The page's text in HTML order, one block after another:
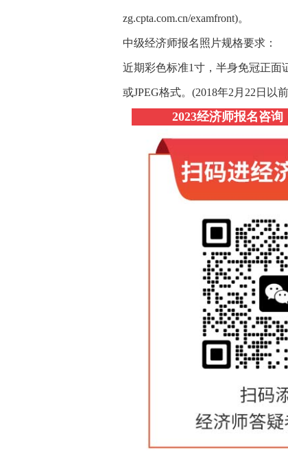
zg.cpta.com.cn/examfront)。
中级经济师报名照片规格要求：
近期彩色标准1寸，半身免冠正面
或JPEG格式。(2018年2月22日以
2023经济师报名咨